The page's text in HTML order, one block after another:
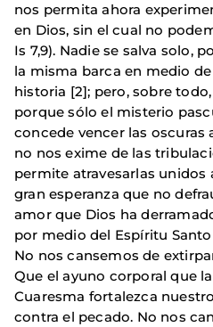
nos permita ahora
en Dios, sin el cual no
Is 7,9). Nadie se salva solo,
la misma barca en medio
historia [2]; pero, sobre
porque sólo el misterio
concede vencer las oscuras
no nos exime de las
permite atravesarlas unidos
gran esperanza que no
amor que Dios ha
por medio del Espíritu Santo
No nos cansemos de
Que el ayuno corporal que
Cuaresma fortalezca
contra el pecado. No nos